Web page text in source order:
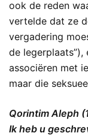
ook de reden
vertelde dat ze
vergadering
de
associëren met
maar die
Qorintim Aleph
Ik heb u